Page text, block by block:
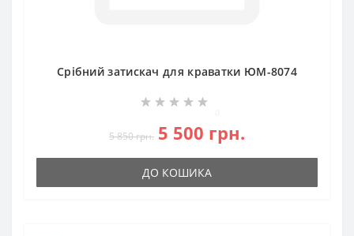
Срібний затискач для краватки ЮМ-8074
5 850 грн. 5 500 грн.
ДО КОШИКА